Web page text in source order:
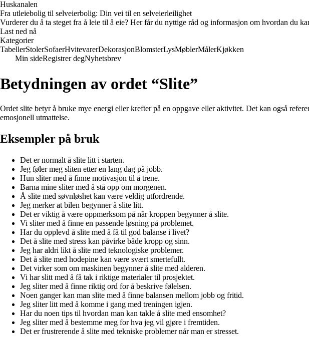
Huskanalen
Fra utleiebolig til selveierbolig: Din vei til en selveierleilighet
Vurderer du å ta steget fra å leie til å eie? Her får du nyttige råd og informasjon om hvordan du
Last ned nå
Kategorier
TabellerStolerSofaerHvitevarerDekorasjonBlomsterLysMøblerMålerKjøkken
Min sideRegistrer degNyhetsbrev
Betydningen av ordet “Slite”
Ordet slite betyr å bruke mye energi eller krefter på en oppgave eller aktivitet. Det kan også
emosjonell utmattelse.
Eksempler på bruk
Det er normalt å slite litt i starten.
Jeg føler meg sliten etter en lang dag på jobb.
Hun sliter med å finne motivasjon til å trene.
Barna mine sliter med å stå opp om morgenen.
Å slite med søvnløshet kan være veldig utfordrende.
Jeg merker at bilen begynner å slite litt.
Det er viktig å være oppmerksom på når kroppen begynner å slite.
Vi sliter med å finne en passende løsning på problemet.
Har du opplevd å slite med å få til god balanse i livet?
Det å slite med stress kan påvirke både kropp og sinn.
Jeg har aldri likt å slite med teknologiske problemer.
Det å slite med hodepine kan være svært smertefullt.
Det virker som om maskinen begynner å slite med alderen.
Vi har slitt med å få tak i riktige materialer til prosjektet.
Jeg sliter med å finne riktig ord for å beskrive følelsen.
Noen ganger kan man slite med å finne balansen mellom jobb og fritid.
Jeg sliter litt med å komme i gang med treningen igjen.
Har du noen tips til hvordan man kan takle å slite med ensomhet?
Jeg sliter med å bestemme meg for hva jeg vil gjøre i fremtiden.
Det er frustrerende å slite med tekniske problemer når man er stresset.